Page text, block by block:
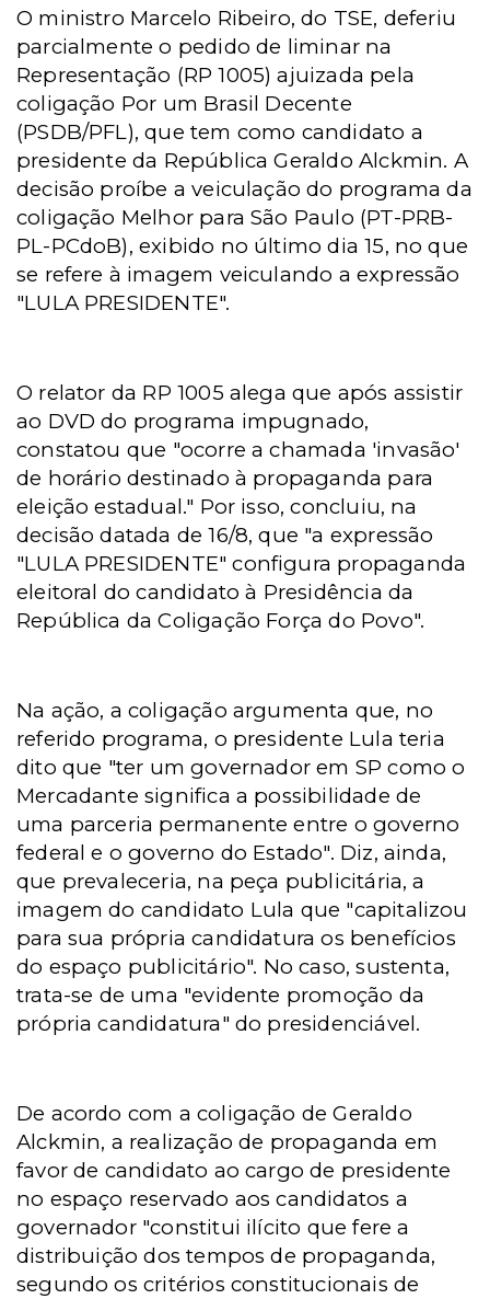
O ministro Marcelo Ribeiro, do TSE, deferiu
parcialmente o pedido de liminar na
Representação (RP 1005) ajuizada pela
coligação Por um Brasil Decente
(PSDB/PFL), que tem como candidato a
presidente da República Geraldo Alckmin. A
decisão proíbe a veiculação do programa da
coligação Melhor para São Paulo (PT-PRB-
PL-PCdoB), exibido no último dia 15, no que
se refere à imagem veiculando a expressão
"LULA PRESIDENTE".
O relator da RP 1005 alega que após assistir
ao DVD do programa impugnado,
constatou que "ocorre a chamada 'invasão'
de horário destinado à propaganda para
eleição estadual." Por isso, concluiu, na
decisão datada de 16/8, que "a expressão
"LULA PRESIDENTE" configura propaganda
eleitoral do candidato à Presidência da
República da Coligação Força do Povo".
Na ação, a coligação argumenta que, no
referido programa, o presidente Lula teria
dito que "ter um governador em SP como o
Mercadante significa a possibilidade de
uma parceria permanente entre o governo
federal e o governo do Estado". Diz, ainda,
que prevaleceria, na peça publicitária, a
imagem do candidato Lula que "capitalizou
para sua própria candidatura os benefícios
do espaço publicitário". No caso, sustenta,
trata-se de uma "evidente promoção da
própria candidatura" do presidenciável.
De acordo com a coligação de Geraldo
Alckmin, a realização de propaganda em
favor de candidato ao cargo de presidente
no espaço reservado aos candidatos a
governador "constitui ilícito que fere a
distribuição dos tempos de propaganda,
segundo os critérios constitucionais de